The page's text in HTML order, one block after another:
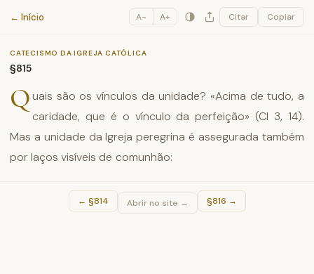
Catecismo da Igreja Católica
← Início A− A+ Citar Copiar
CATECISMO DA IGREJA CATÓLICA
§815
Quais são os vínculos da unidade? «Acima de tudo, a
caridade, que é o vínculo da perfeição» (Cl 3, 14).
Mas a unidade da Igreja peregrina é assegurada também
por laços visíveis de comunhão:
← §814 Abrir no site → §816 →